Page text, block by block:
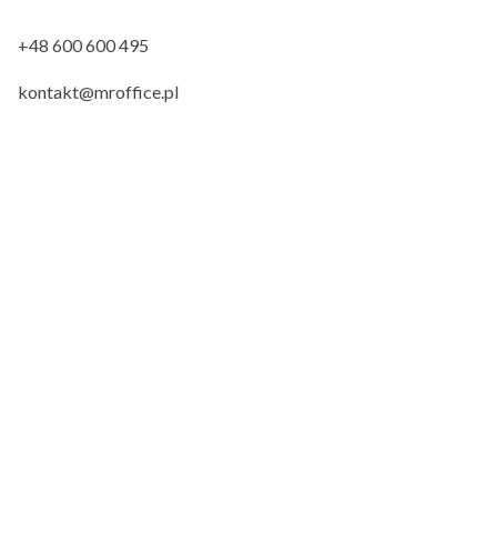
+48 600 600 495
kontakt@mroffice.pl